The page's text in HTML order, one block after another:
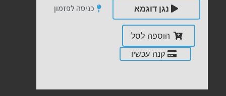
נגן דוגמא כניסה לפזמון
הוספה לסל
קנה עכשיו